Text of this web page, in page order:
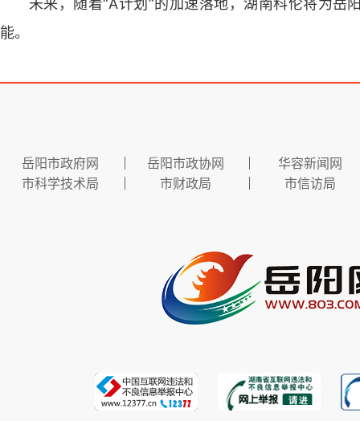
能。
岳阳市政府网 岳阳市政协网
华容新闻网
市科学技术局
市财政局 市信访局